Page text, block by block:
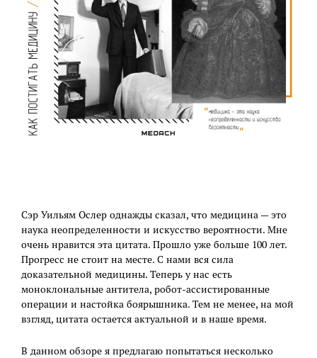
Сэр Уильям Ослер однажды сказал, что медицина — это
наука неопределенности и искусство вероятности. Мне
очень нравится эта цитата. Прошло уже больше 100 лет.
Прогресс не стоит на месте. С нами вся сила
доказательной медицины. Теперь у нас есть
моноклональные антитела, робот-ассистированные
операции и настойка боярышника. Тем не менее, на мой
взгляд, цитата остается актуальной и в наше время.
В данном обзоре я предлагаю попытаться несколько